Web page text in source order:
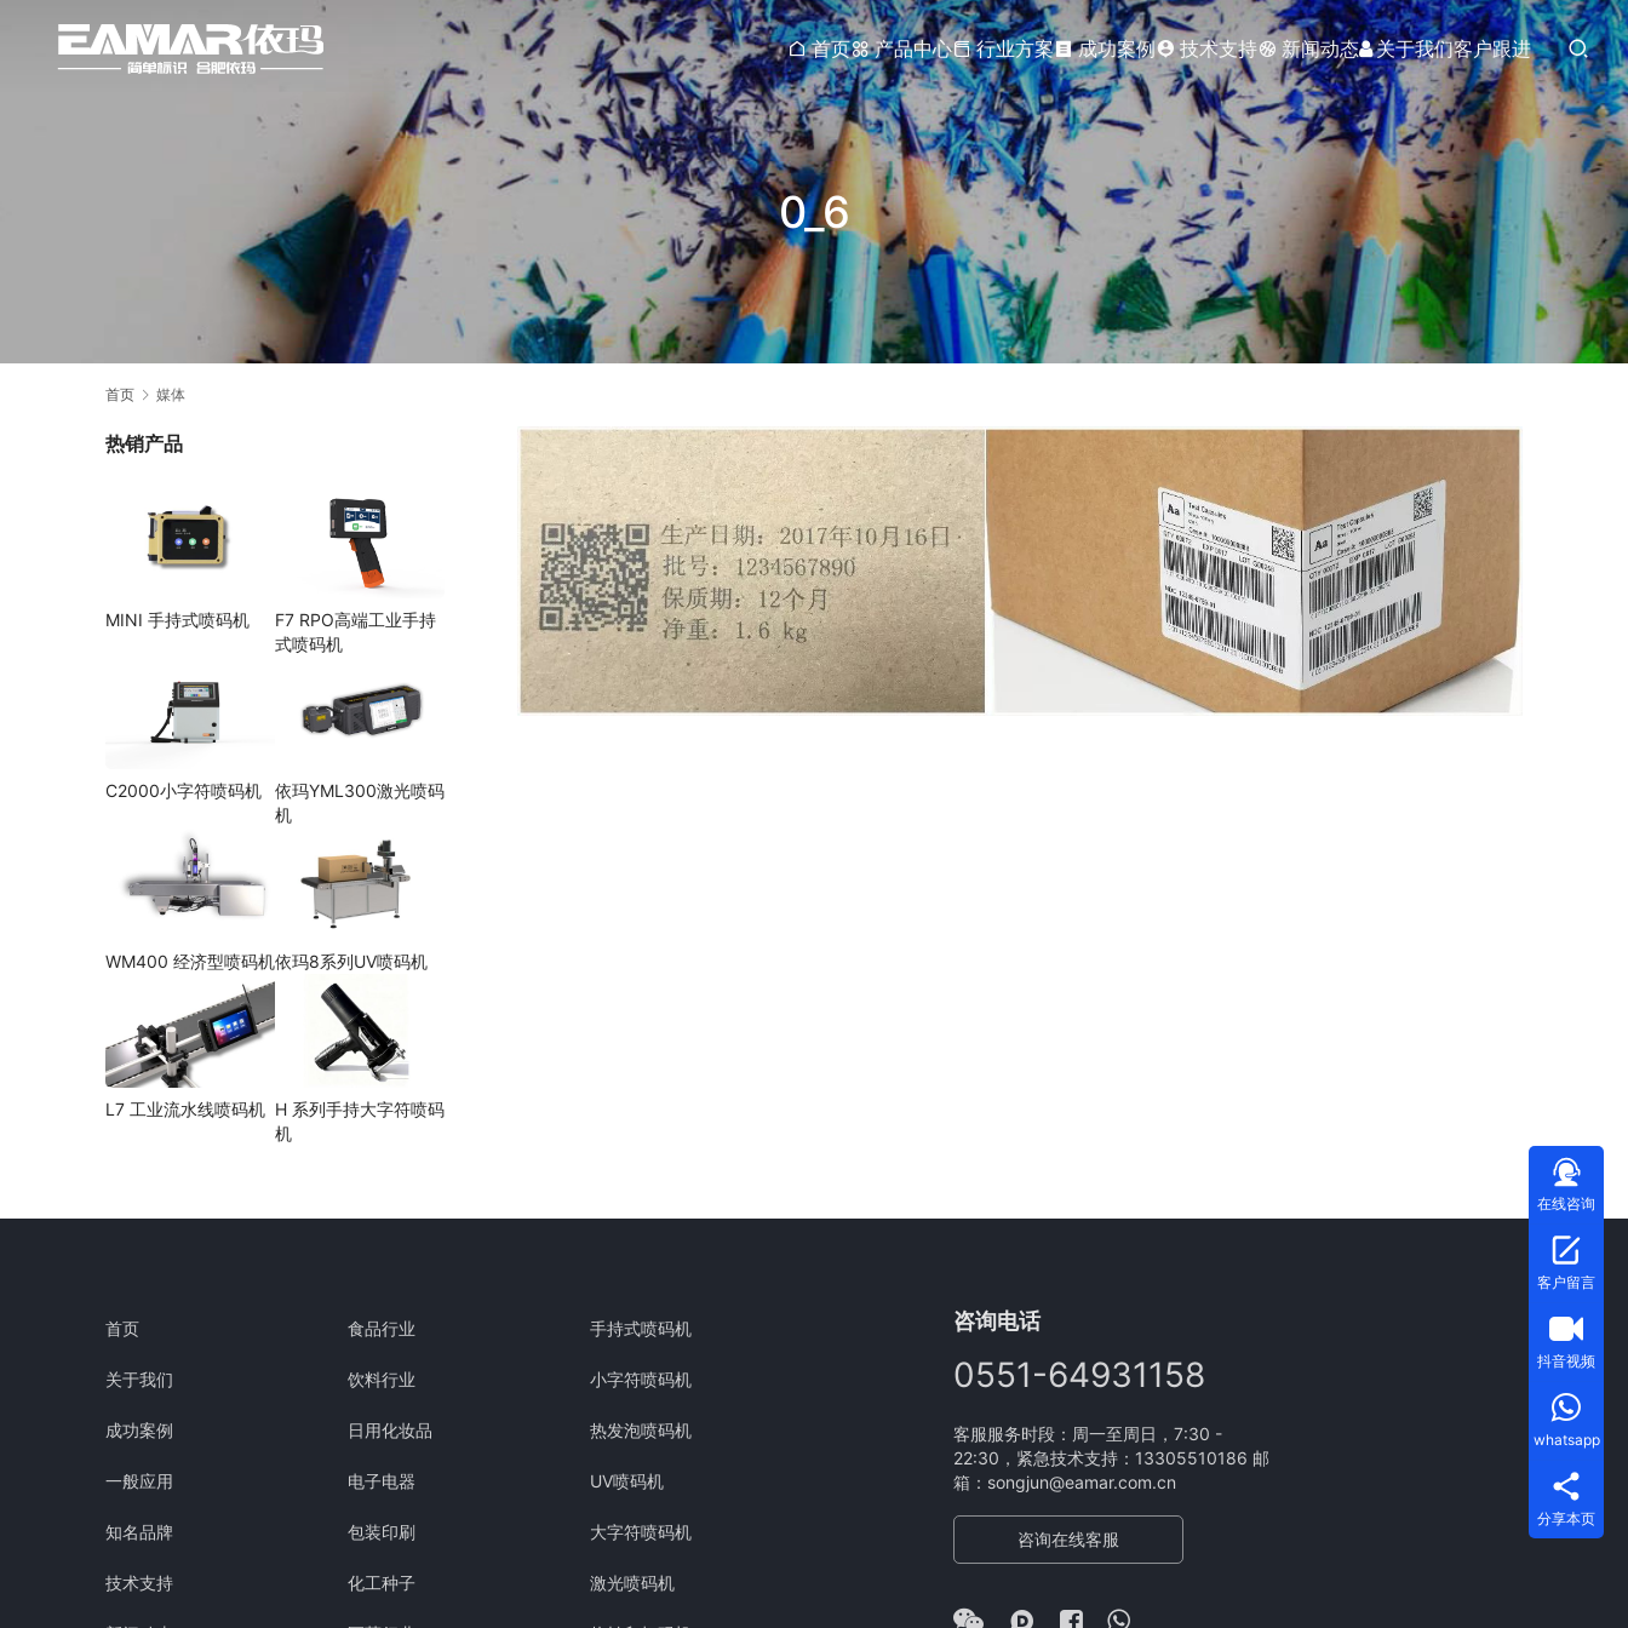
首页 产品中心 行业方案 成功案例 技术支持 新闻动态 关于我们客户跟进
0_6
首页 媒体
热销产品
MINI 手持式喷码机
F7 RPO高端工业手持
式喷码机
C2000小字符喷码机
依玛YML300激光喷码
机
WM400 经济型喷码机依玛8系列UV喷码机
L7 工业流水线喷码机 H 系列手持大字符喷码
机
首页
关于我们
成功案例
一般应用
知名品牌
技术支持
食品行业
饮料行业
日用化妆品
电子电器
包装印刷
化工种子
手持式喷码机
小字符喷码机
热发泡喷码机
UV喷码机
大字符喷码机
激光喷码机
咨询电话
0551-64931158
客服服务时段：周一至周日，7:30 -
22:30，紧急技术支持：13305510186 邮
箱：songjun@eamar.com.cn
咨询在线客服
在线咨询
客户留言
抖音视频
whatsapp
分享本页